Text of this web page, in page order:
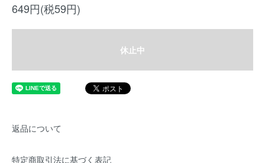
649円(税59円)
休止中
返品について
特定商取引法に基づく表記